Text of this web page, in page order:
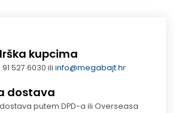
kupcima
91 527 6030 iliinfo@megabajt.hr
dostava
putem DPD-a ili Overseasa